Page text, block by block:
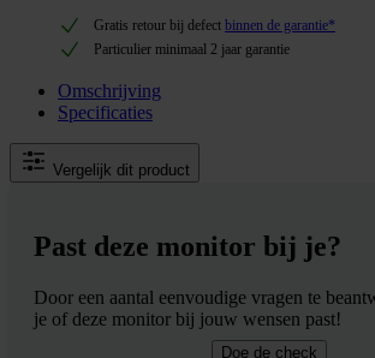
Gratis retour bij defect binnen de garantie*
Particulier minimaal 2 jaar garantie
Omschrijving
Specificaties
Vergelijk dit product
Past deze monitor bij je?
Door een aantal eenvoudige vragen te
je of deze monitor bij jouw wensen past!
Doe de check